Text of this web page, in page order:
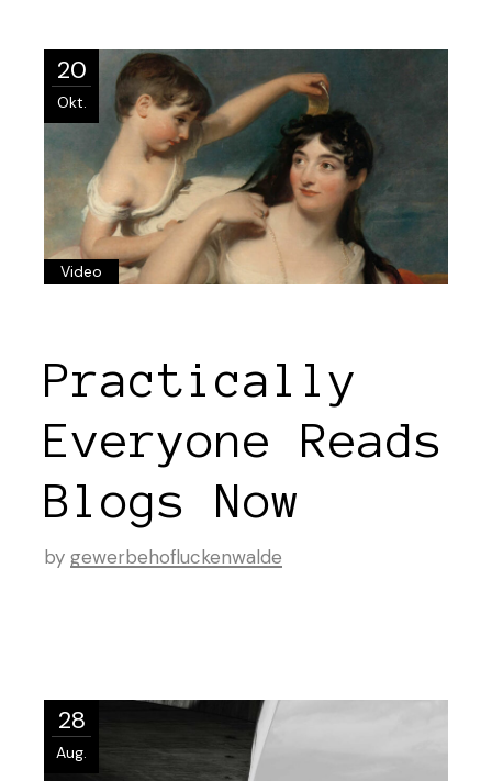
20
Okt.
Video
Practically
Everyone Reads
Blogs Now
by gewerbehofluckenwalde
28
Aug.